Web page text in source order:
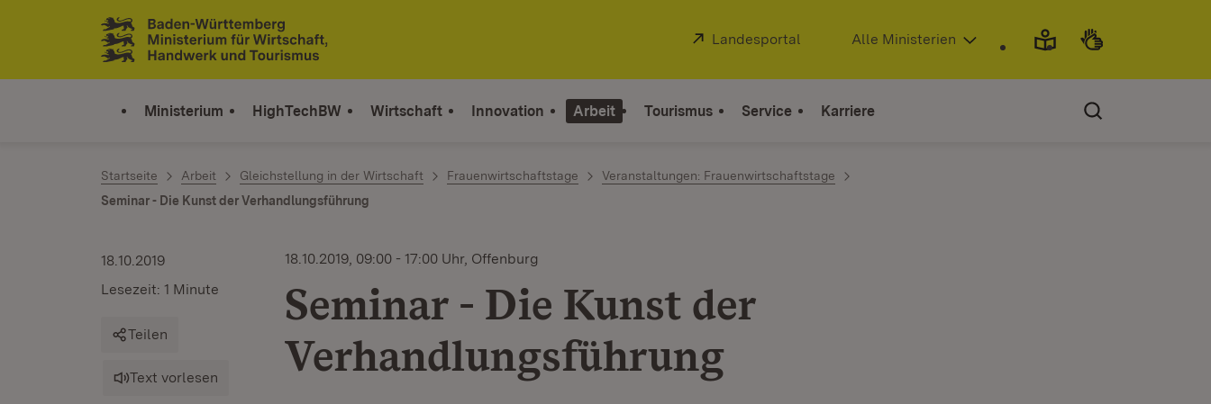
Zum Inhalt springen
Link zur Startseite
Extern:
Landesportal (Öffnet in neuem Fenster)
Alle Ministerien
Ministerium HighTechBW Wirtschaft Innovation Arbeit Tourismus Service Karriere
Startseite Arbeit Gleichstellung in der Wirtschaft Frauenwirtschaftstage
Veranstaltungen: Frauenwirtschaftstage
Seminar - Die Kunst der Verhandlungsführung
18.10.2019, 09:00 - 17:00 Uhr, Offenburg
Seminar - Die Kunst der
Verhandlungsführung
18.10.2019
Lesezeit: 1 Minute
Teilen
Text vorlesen